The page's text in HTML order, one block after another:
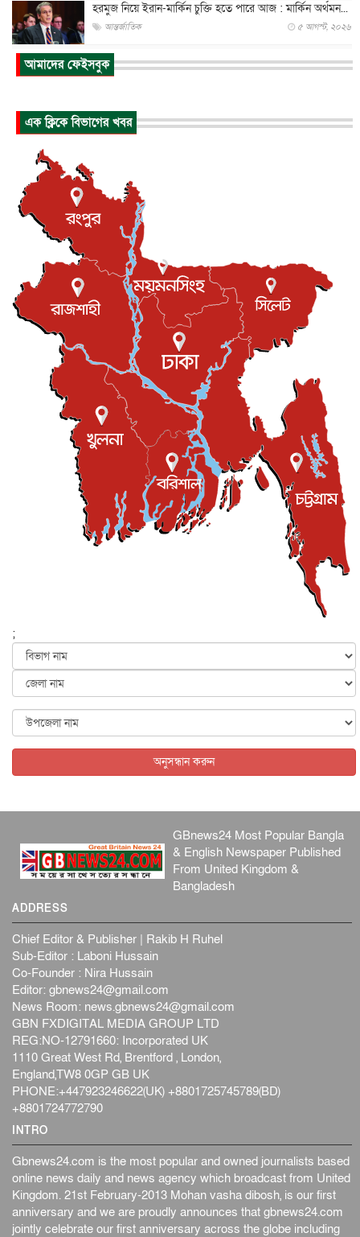
হরমুজ নিয়ে ইরান-মার্কিন চুক্তি হতে পারে আজ : মার্কিন অর্থমন...
আন্তর্জাতিক ৫ আগস্ট, ২০২৬
পৃথিবীর দিকে আসছে বিধ্বংসী বস্তু, পারমাণবিক বোমা দিয়ে করা
হব...
কেনিয়ায় ১৫ হাতির রহস্যজনক মৃত্যু, সন্দেহের মুখে কীটনাশকের
ব্...
বিদেশি সংবাদমাধ্যমের জন্য নতুন বিধি-নিষেধ পাকিস্তানের
আন্তর্জাতিক
যুক্তরাজ্যের চেভেনিং স্কলারশিপের আবেদন শুরু
আন্তর্জাতিক
পদত্যাগ করেছেন কেপ ভার্দের কোচ, নতুন ঠিকানা মরক্কো
খেলাধুলা ৫ আগস্ট, ২০২৬
মাত্র ৬ দিনেই ১ বিলিয়ন ডলারের ক্লাবে ‘স্পাইডার-ম্যান : ব্র্য...
দেশের কারিগরি ও ক্রীড়া শিক্ষায় সহযোগিতার আগ্রহ অস্ট্রেলিয়ার
জাতীয় ৪ আগস্ট, ২০২৬
সব সরকারি দপ্তরের জন্য জরুরি নির্দেশনা
জাতীয় ৪ আগস্ট, ২০২৬
সম্পত্তি দান করলেও জীবদ্দশায় ভোগদখলের অধিকার থাকবে
৪ আগস্ট, ২০২৬
বাংলাদেশ-কোরিয়ার অর্থনৈতিক সম্পর্ক নতুন দিগন্ত উন্মোচন
করবে...
৪ আগস্ট, ২০২৬
৪ আগস্ট, ২০২৬
‘ট্রাম্প প্রশাসন না থাকলে তেল শিল্প ধ্বংস হয়ে যেত’, দাবি মা...
যৌন হয়রানির মামলায় কুস্তির সাবেক প্রধানকে খালাস দিয়েছেন
আমাদের ফেইসবুক
এক ক্লিকে বিভাগের খবর
;
অনুসন্ধান করুন
GBnews24 Most Popular Bangla
& English Newspaper Published
From United Kingdom &
Bangladesh
ADDRESS
Chief Editor & Publisher | Rakib H Ruhel
Sub-Editor : Laboni Hussain
Co-Founder : Nira Hussain
Editor: gbnews24@gmail.com
News Room: news.gbnews24@gmail.com
GBN FXDIGITAL MEDIA GROUP LTD
REG:NO-12791660: Incorporated UK
1110 Great West Rd, Brentford , London,
England,TW8 0GP GB UK
PHONE:+447923246622(UK) +8801725745789(BD)
+8801724772790
INTRO
Gbnews24.com is the most popular and owned journalists based
online news daily and news agency which broadcast from United
Kingdom. 21st February-2013 Mohan vasha dibosh, is our first
anniversary and we are proudly announces that gbnews24.com
jointly celebrate our first anniversary across the globe including